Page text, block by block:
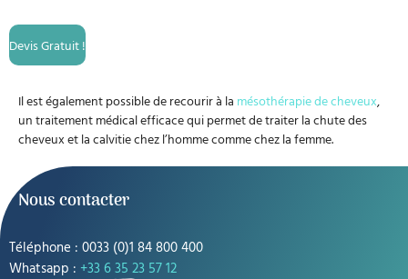
Devis Gratuit !
Il est également possible de recourir à la mésothérapie de cheveux,
un traitement médical efficace qui permet de traiter la chute des
cheveux et la calvitie chez l’homme comme chez la femme.
Nous contacter
Téléphone : 0033 (0)1 84 800 400
Whatsapp : +33 6 35 23 57 12